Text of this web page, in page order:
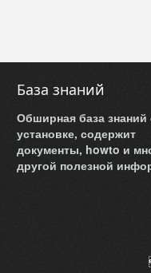
База знаний
Обширная база знаний
установке, содержит
документы, howto и
другой полезной